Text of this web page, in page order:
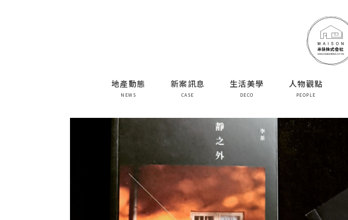
地產動態
NEWS
新案訊息
CASE
生活美學
DECO
人物觀點
PEOPLE